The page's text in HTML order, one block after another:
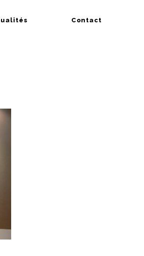
Contact